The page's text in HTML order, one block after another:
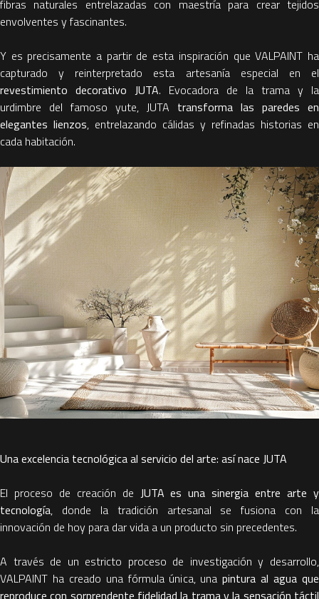
fibras naturales entrelazadas con maestría para crear tejidos
envolventes y fascinantes.
Y es precisamente a partir de esta inspiración que VALPAINT ha
capturado y reinterpretado esta artesanía especial en el
revestimiento decorativo JUTA. Evocadora de la trama y la
urdimbre del famoso yute, JUTA transforma las paredes en
elegantes lienzos, entrelazando cálidas y refinadas historias en
cada habitación.
Una excelencia tecnológica al servicio del arte: así nace JUTA
El proceso de creación de JUTA es una sinergia entre arte y
tecnología, donde la tradición artesanal se fusiona con la
innovación de hoy para dar vida a un producto sin precedentes.
A través de un estricto proceso de investigación y desarrollo,
VALPAINT ha creado una fórmula única, unapintura al agua que